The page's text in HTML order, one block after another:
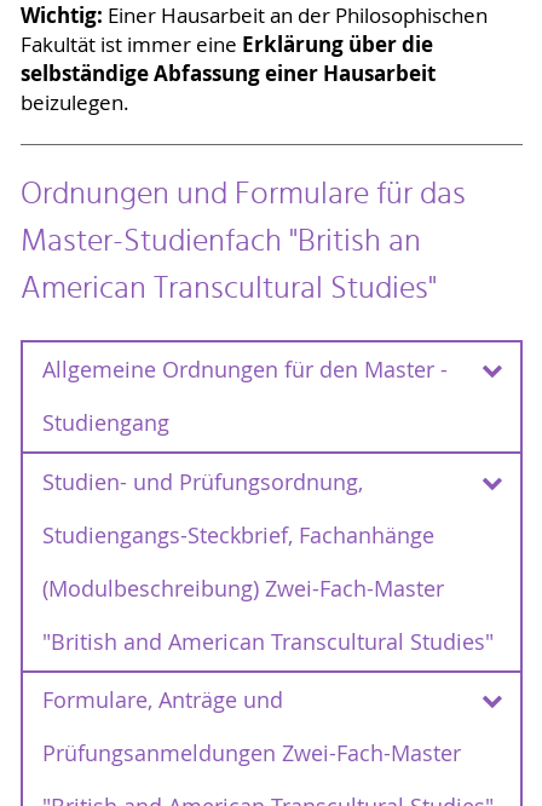
Wichtig: Einer Hausarbeit an der Philosophischen
Fakultät ist immer eine Erklärung über die
selbständige Abfassung einer Hausarbeit
beizulegen.
Ordnungen und Formulare für das
Master-Studienfach "British an
American Transcultural Studies"
Allgemeine Ordnungen für den Master -
Studiengang
Rahmenprüfungsordnungen 2012 - 2018
Rahmenprüfungsordnung für den
Bachelor und Master an der Universität
Rostock(RPO)vom 30.August 2012
Erste Satzung zur Änderung der
und Masterstudiengänge
September 2013
Zweite Satzung zur Änderung der
Studien- und Prüfungsordnung,
Studiengangs-Steckbrief, Fachanhänge
(Modulbeschreibung) Zwei-Fach-Master
"British and American Transcultural Studies"
Studien- und Prüfungsordnung,
Studiengangs-Steckbrief, Fachanhänge -
Formulare, Anträge und
Prüfungsanmeldungen Zwei-Fach-Master